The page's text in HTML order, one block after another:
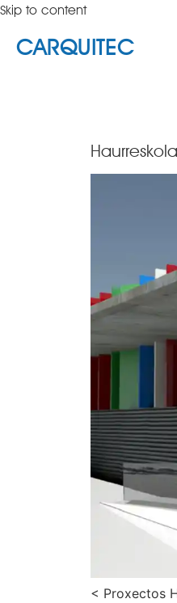
Skip to content
CARQUITEC
< Proxectos